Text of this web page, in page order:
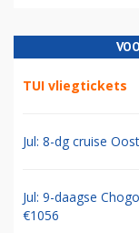
TUI vliegtickets
Jul: 8-dg cruise
Jul: 9-daagse
€1056